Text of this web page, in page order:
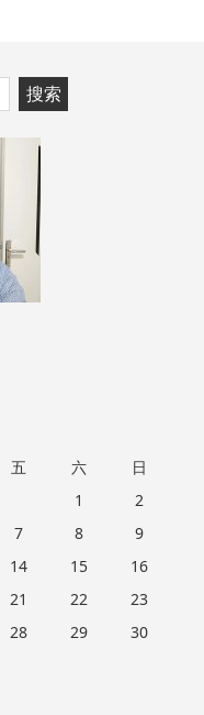
五 六
日
1
2
7 8
9
14 15
16
21 22
23
28 29
30